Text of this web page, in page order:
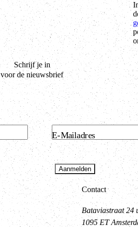
Schrijf je in
voor de nieuwsbrief
E-Mailadres
Aanmelden
Contact
Bataviastraat 24
1095 ET